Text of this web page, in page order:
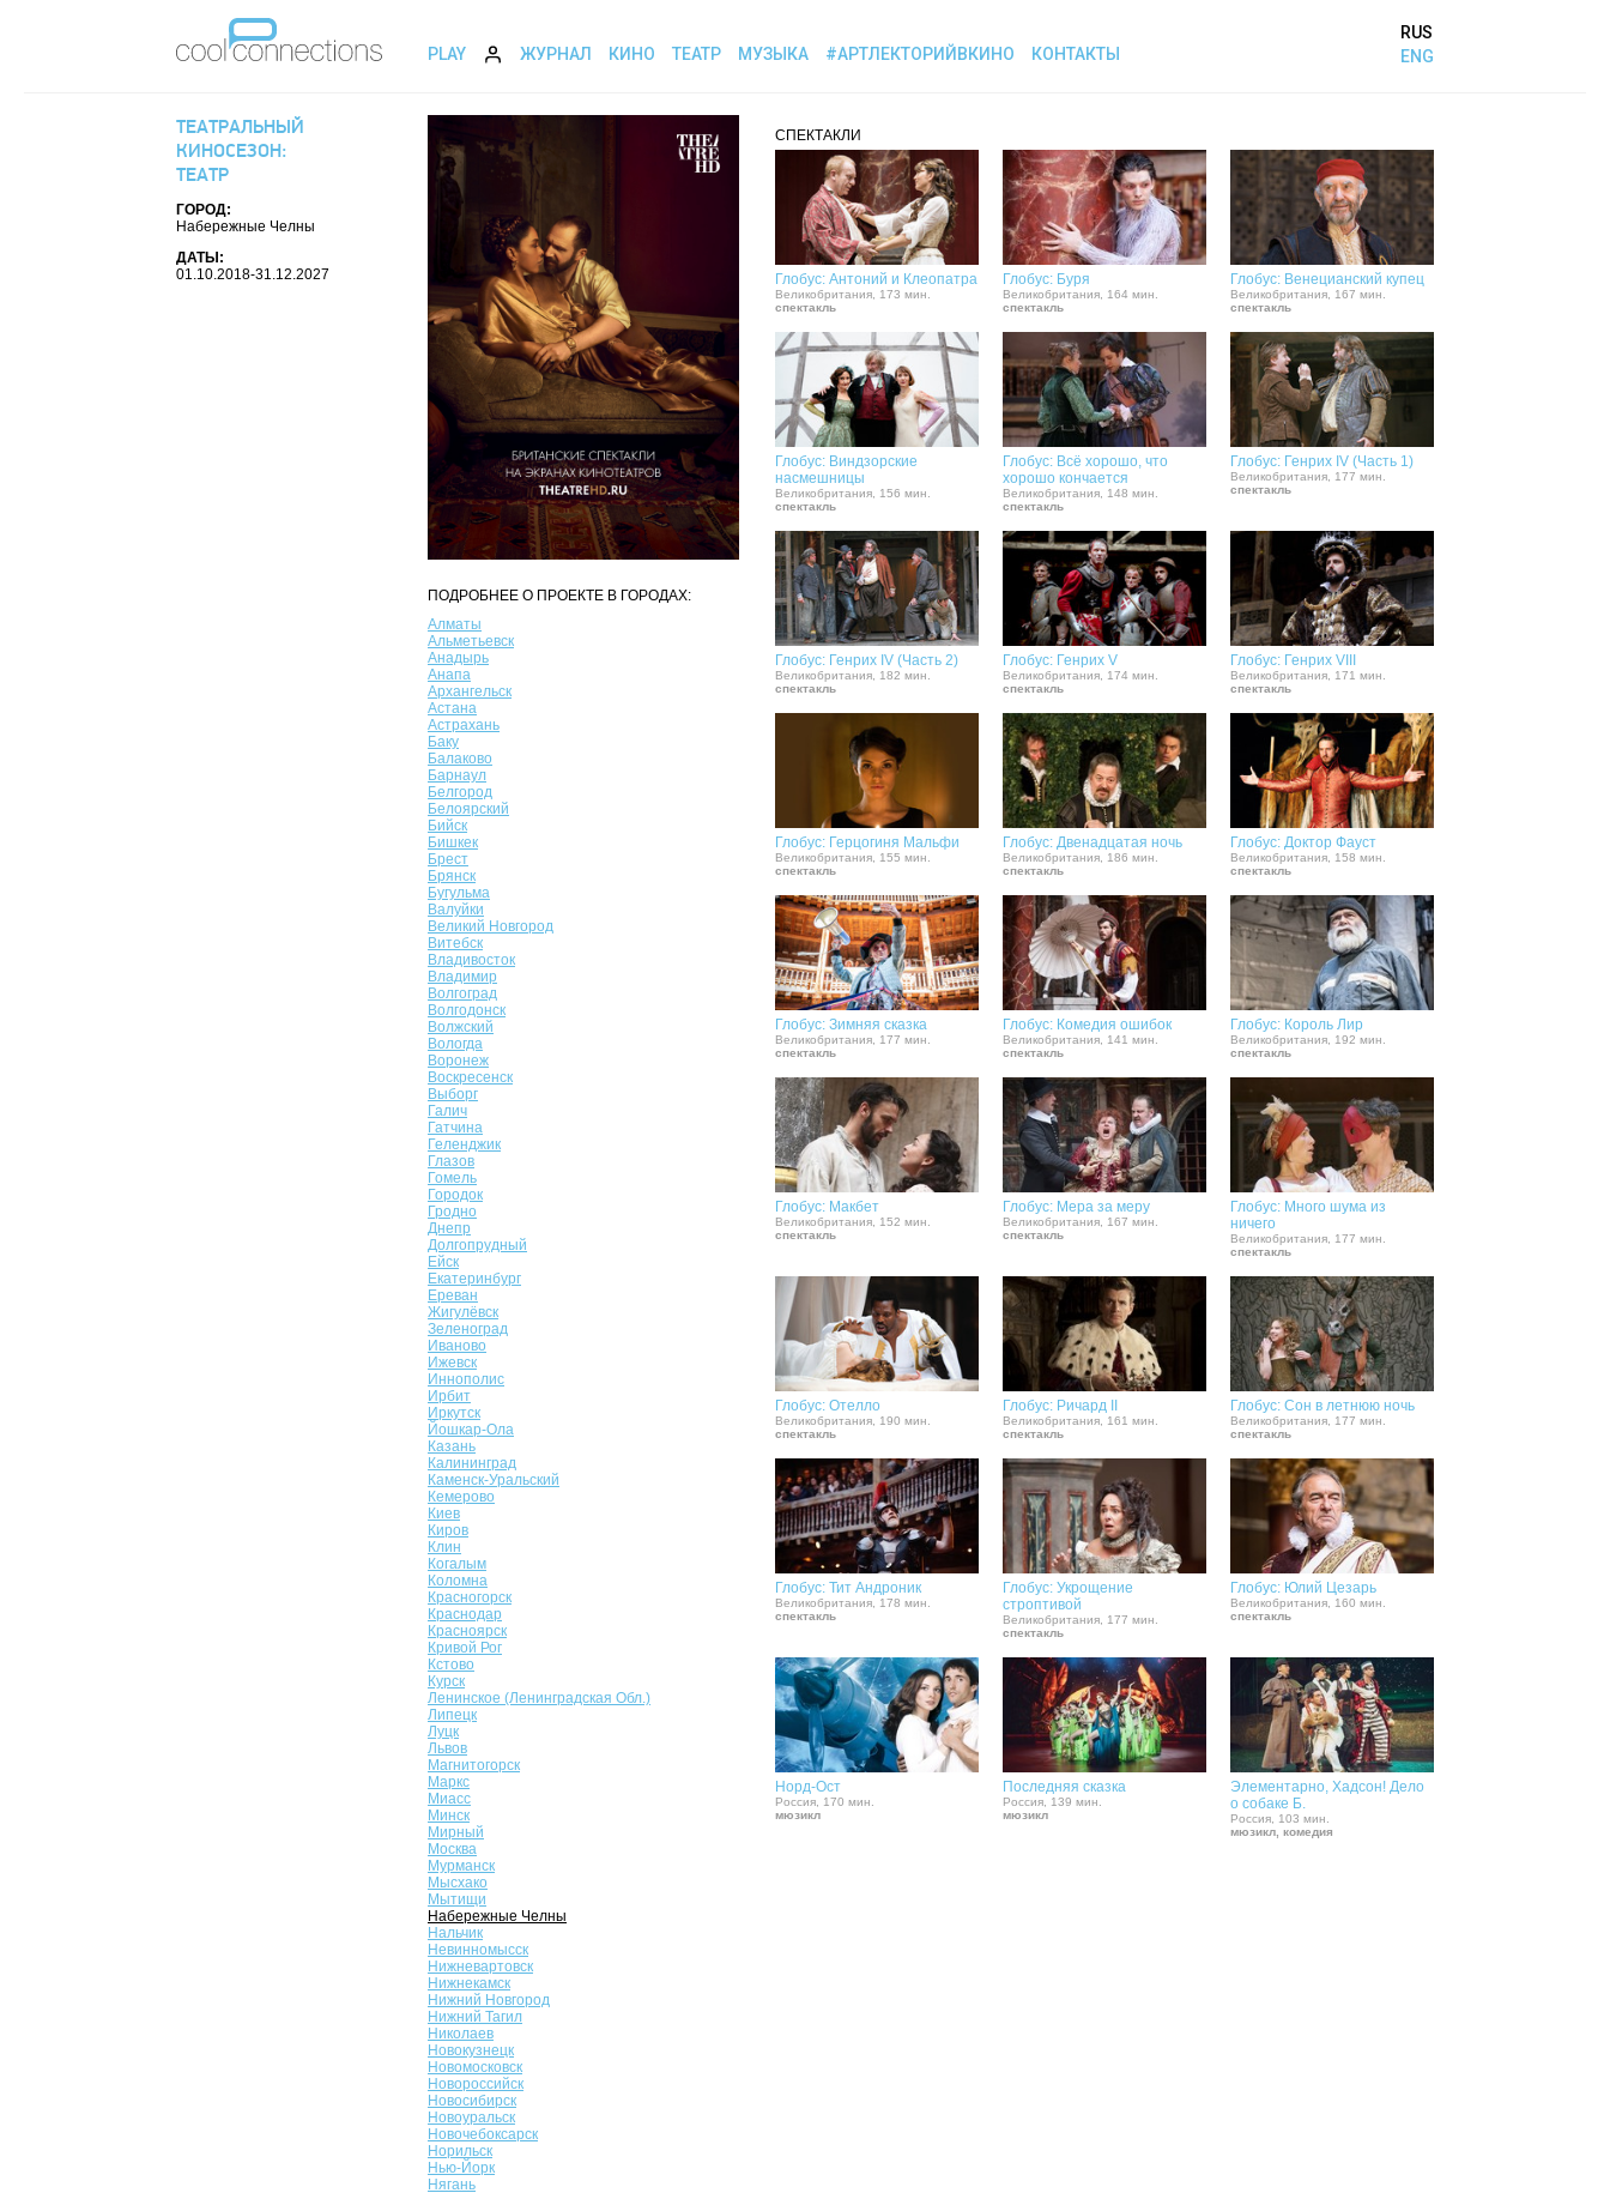
PLAY ЖУРНАЛ КИНО ТЕАТР МУЗЫКА #АРТЛЕКТОРИЙВКИНО КОНТАКТЫ
RUS
ENG
ТЕАТРАЛЬНЫЙ
КИНОСЕЗОН:
ТЕАТР
ГОРОД:
Набережные Челны
ДАТЫ:
01.10.2018-31.12.2027
ПОДРОБНЕЕ О ПРОЕКТЕ В ГОРОДАХ:
Алматы
Альметьевск
Анадырь
Анапа
Архангельск
Астана
Астрахань
Баку
Балаково
Барнаул
Белгород
Белоярский
Бийск
Бишкек
Брест
Брянск
Бугульма
Валуйки
Великий Новгород
Витебск
Владивосток
Владимир
Волгоград
Волгодонск
Волжский
Вологда
Воронеж
Воскресенск
Выборг
Галич
Гатчина
Геленджик
Глазов
Гомель
Городок
Гродно
Днепр
Долгопрудный
Ейск
Екатеринбург
Ереван
Жигулёвск
Зеленоград
Иваново
Ижевск
Иннополис
Ирбит
Иркутск
Йошкар-Ола
Казань
Калининград
Каменск-Уральский
Кемерово
Киев
Киров
Клин
Когалым
Коломна
Красногорск
Краснодар
Красноярск
Кривой Рог
Кстово
Курск
Ленинское (Ленинградская Обл.)
Липецк
Луцк
Львов
Магнитогорск
Маркс
Миасс
Минск
Мирный
Москва
Мурманск
Мысхако
Мытищи
Набережные Челны
Нальчик
Невинномысск
Нижневартовск
Нижнекамск
Нижний Новгород
Нижний Тагил
Николаев
Новокузнецк
Новомосковск
Новороссийск
Новосибирск
Новоуральск
Новочебоксарск
Норильск
Нью-Йорк
Нягань
СПЕКТАКЛИ
Глобус: Антоний и Клеопатра
Великобритания, 173 мин.
спектакль
Глобус: Буря
Великобритания, 164 мин.
спектакль
Глобус: Венецианский купец
Великобритания, 167 мин.
спектакль
Глобус: Виндзорские
насмешницы
Великобритания, 156 мин.
спектакль
Глобус: Всё хорошо, что
хорошо кончается
Великобритания, 148 мин.
спектакль
Глобус: Генрих IV (Часть 1)
Великобритания, 177 мин.
спектакль
Глобус: Генрих IV (Часть 2)
Великобритания, 182 мин.
спектакль
Глобус: Генрих V
Великобритания, 174 мин.
спектакль
Глобус: Генрих VIII
Великобритания, 171 мин.
спектакль
Глобус: Герцогиня Мальфи
Великобритания, 155 мин.
спектакль
Глобус: Двенадцатая ночь
Великобритания, 186 мин.
спектакль
Глобус: Доктор Фауст
Великобритания, 158 мин.
спектакль
Глобус: Зимняя сказка
Великобритания, 177 мин.
спектакль
Глобус: Комедия ошибок
Великобритания, 141 мин.
спектакль
Глобус: Король Лир
Великобритания, 192 мин.
спектакль
Глобус: Макбет
Великобритания, 152 мин.
спектакль
Глобус: Мера за меру
Великобритания, 167 мин.
спектакль
Глобус: Много шума из
ничего
Великобритания, 177 мин.
спектакль
Глобус: Отелло
Великобритания, 190 мин.
спектакль
Глобус: Ричард II
Великобритания, 161 мин.
спектакль
Глобус: Сон в летнюю ночь
Великобритания, 177 мин.
спектакль
Глобус: Тит Андроник
Великобритания, 178 мин.
спектакль
Глобус: Укрощение
строптивой
Великобритания, 177 мин.
спектакль
Глобус: Юлий Цезарь
Великобритания, 160 мин.
спектакль
Норд-Ост
Россия, 170 мин.
мюзикл
Последняя сказка
Россия, 139 мин.
мюзикл
Элементарно, Хадсон! Дело
о собаке Б.
Россия, 103 мин.
мюзикл, комедия